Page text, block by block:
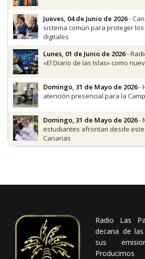
Jueves, 04 de Junio de 2026-
sistema común para proteger
digitales
Lunes, 01 de Junio de 2026-
«El Diario de las Islas» como
Domingo, 31 de Mayo de 2026-
atención presencial para la
Domingo, 31 de Mayo de 2026-
estudiantes afrontan desde este
Canarias
Radio Las
decana de
sus